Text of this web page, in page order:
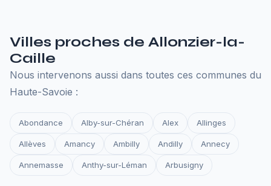
Villes proches de Allonzier-la-
Caille
Nous intervenons aussi dans toutes ces communes du
Haute-Savoie :
Abondance Alby-sur-Chéran Alex Allinges
Allèves Amancy Ambilly Andilly Annecy
Annemasse Anthy-sur-Léman Arbusigny